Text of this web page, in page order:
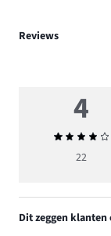
Reviews
4
22
Dit zeggen